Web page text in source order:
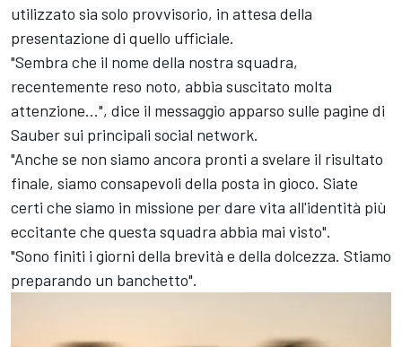
utilizzato sia solo provvisorio, in attesa della
presentazione di quello ufficiale.
"Sembra che il nome della nostra squadra,
recentemente reso noto, abbia suscitato molta
attenzione...", dice il messaggio apparso sulle pagine di
Sauber sui principali social network.
"Anche se non siamo ancora pronti a svelare il risultato
finale, siamo consapevoli della posta in gioco. Siate
certi che siamo in missione per dare vita all'identità più
eccitante che questa squadra abbia mai visto".
"Sono finiti i giorni della brevità e della dolcezza. Stiamo
preparando un banchetto".